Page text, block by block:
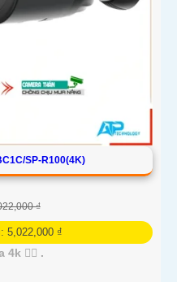
SP-R100(4K)
₫
5,022,000 ₫
4k 👍🏾 .